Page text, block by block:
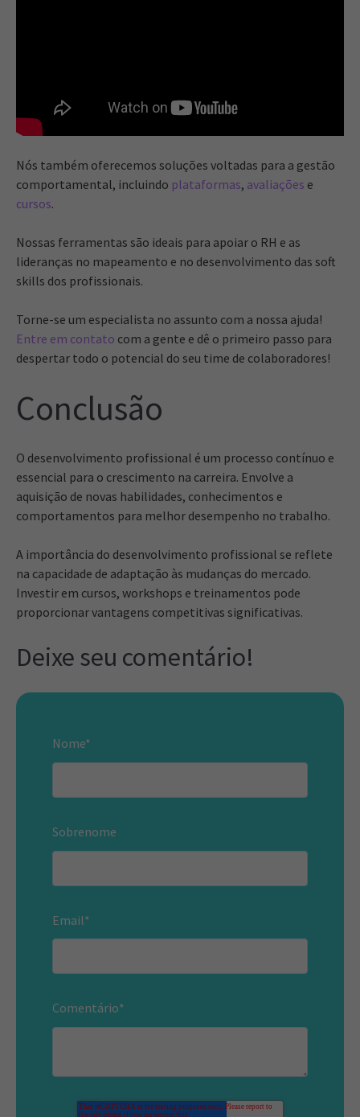
Nós também oferecemos soluções voltadas para a gestão
comportamental, incluindo plataformas, avaliações e
cursos.
Nossas ferramentas são ideais para apoiar o RH e as
lideranças no mapeamento e no desenvolvimento das soft
skills dos profissionais.
Torne-se um especialista no assunto com a nossa ajuda!
Entre em contato com a gente e dê o primeiro passo para
despertar todo o potencial do seu time de colaboradores!
Conclusão
O desenvolvimento profissional é um processo contínuo e
essencial para o crescimento na carreira. Envolve a
aquisição de novas habilidades, conhecimentos e
comportamentos para melhor desempenho no trabalho.
A importância do desenvolvimento profissional se reflete
na capacidade de adaptação às mudanças do mercado.
Investir em cursos, workshops e treinamentos pode
proporcionar vantagens competitivas significativas.
Deixe seu comentário!
Nome*
Sobrenome
Email*
Comentário*